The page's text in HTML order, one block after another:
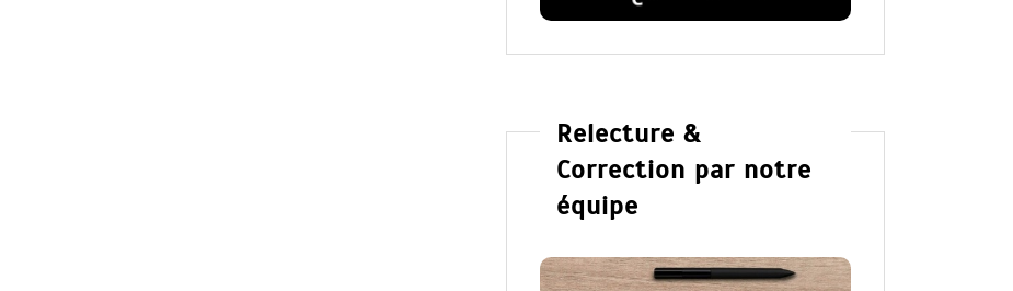
Relecture &
Correction par notre
équipe